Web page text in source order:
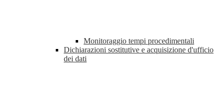
Monitoraggio tempi procedimentali
Dichiarazioni sostitutive e acquisizione d'ufficio
dei dati